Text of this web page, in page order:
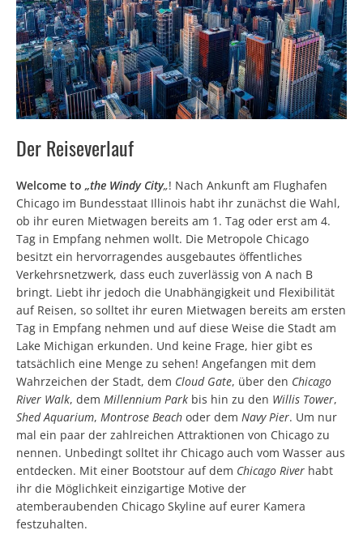
Der Reiseverlauf
Welcome to „the Windy City„! Nach Ankunft am Flughafen
Chicago im Bundesstaat Illinois habt ihr zunächst die Wahl,
ob ihr euren Mietwagen bereits am 1. Tag oder erst am 4.
Tag in Empfang nehmen wollt. Die Metropole Chicago
besitzt ein hervorragendes ausgebautes öffentliches
Verkehrsnetzwerk, dass euch zuverlässig von A nach B
bringt. Liebt ihr jedoch die Unabhängigkeit und Flexibilität
auf Reisen, so solltet ihr euren Mietwagen bereits am ersten
Tag in Empfang nehmen und auf diese Weise die Stadt am
Lake Michigan erkunden. Und keine Frage, hier gibt es
tatsächlich eine Menge zu sehen! Angefangen mit dem
Wahrzeichen der Stadt, dem Cloud Gate, über den Chicago
River Walk, dem Millennium Park bis hin zu den Willis Tower,
Shed Aquarium, Montrose Beach oder dem Navy Pier. Um nur
mal ein paar der zahlreichen Attraktionen von Chicago zu
nennen. Unbedingt solltet ihr Chicago auch vom Wasser aus
entdecken. Mit einer Bootstour auf dem Chicago River habt
ihr die Möglichkeit einzigartige Motive der
atemberaubenden Chicago Skyline auf eurer Kamera
festzuhalten.